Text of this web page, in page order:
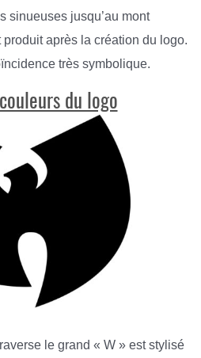
sinueuses jusqu’au mont
produit après la création du logo.
très symbolique.
du logo
le grand « W » est stylisé